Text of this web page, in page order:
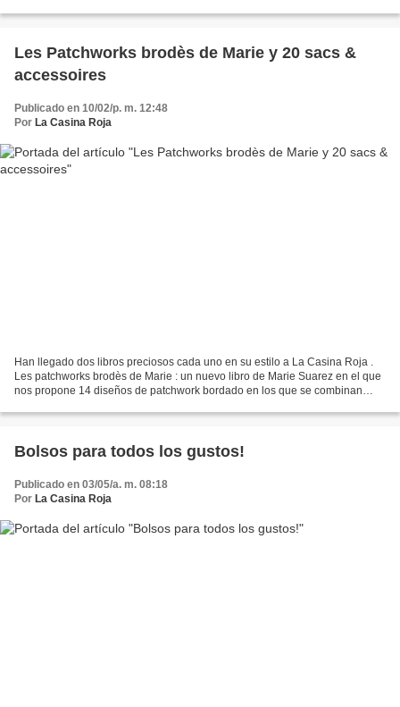
Les Patchworks brodès de Marie y 20 sacs &
accessoires
Publicado en 10/02/p. m. 12:48
Por La Casina Roja
Han llegado dos libros preciosos cada uno en su estilo a La Casina Roja .
Les patchworks brodès de Marie : un nuevo libro de Marie Suarez en el que
nos propone 14 diseños de patchwork bordado en los que se combinan
Bolsos para todos los gustos!
Publicado en 03/05/a. m. 08:18
Por La Casina Roja